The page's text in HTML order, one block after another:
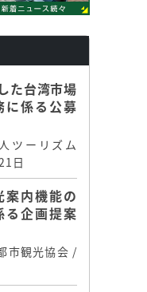
た台湾市場
に係る公募
ツーリズム
日
内機能の
る企画提案
市観光協会 /